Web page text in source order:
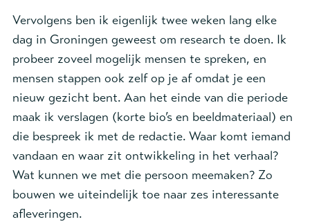
Vervolgens ben ik eigenlijk twee weken lang elke
dag in Groningen geweest om research te doen. Ik
probeer zoveel mogelijk mensen te spreken, en
mensen stappen ook zelf op je af omdat je een
nieuw gezicht bent. Aan het einde van die periode
maak ik verslagen (korte bio’s en beeldmateriaal) en
die bespreek ik met de redactie. Waar komt iemand
vandaan en waar zit ontwikkeling in het verhaal?
Wat kunnen we met die persoon meemaken? Zo
bouwen we uiteindelijk toe naar zes interessante
afleveringen.